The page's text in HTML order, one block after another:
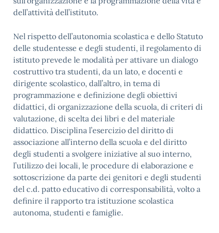
dell’attività dell’istituto.
Nel rispetto dell’autonomia scolastica e dello Statuto
delle studentesse e degli studenti, il regolamento di
istituto prevede le modalità per attivare un dialogo
costruttivo tra studenti, da un lato, e docenti e
dirigente scolastico, dall’altro, in tema di
programmazione e definizione degli obiettivi
didattici, di organizzazione della scuola, di criteri di
valutazione, di scelta dei libri e del materiale
didattico. Disciplina l’esercizio del diritto di
associazione all’interno della scuola e del diritto
degli studenti a svolgere iniziative al suo interno,
l’utilizzo dei locali, le procedure di elaborazione e
sottoscrizione da parte dei genitori e degli studenti
del c.d. patto educativo di corresponsabilità, volto a
definire il rapporto tra istituzione scolastica
autonoma, studenti e famiglie.